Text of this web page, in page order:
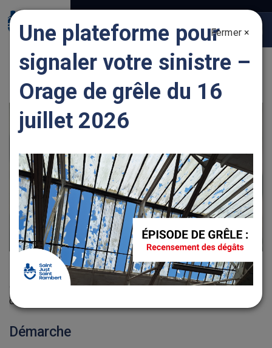
FUNÉRAIRE
La déclaration de décès est une démarche obligatoire qui
doit être effectuée à la mairie de quartier du lieu de décès
dans les 24 heures.
Démarche
Fermer ×
Une plateforme pour
signaler votre sinistre –
Orage de grêle du 16
juillet 2026